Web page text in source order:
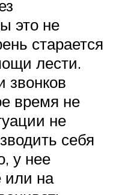
это не
старается
лести.
звонков
время не
не
себя
у нее
или на